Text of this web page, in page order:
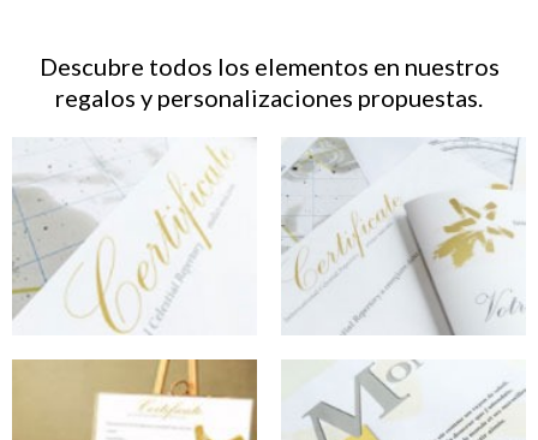
Descubre todos los elementos en nuestros
regalos y personalizaciones propuestas.